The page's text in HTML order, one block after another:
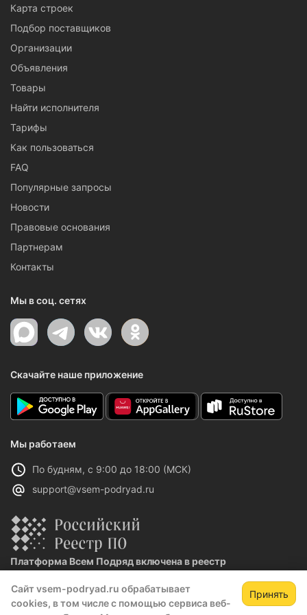
Сайт vsem-podryad.ru обрабатывает
cookies, в том числе с помощью сервиса веб-
Принять
Карта строек
Подбор поставщиков
Организации
Объявления
Товары
Найти исполнителя
Тарифы
Как пользоваться
FAQ
Популярные запросы
Новости
Правовые основания
Партнерам
Контакты
Мы в соц. сетях
Скачайте наше приложение
Мы работаем
По будням, с 9:00 до 18:00 (МСК)
support@vsem-podryad.ru
Платформа Всем Подряд включена в реестр
Реестровая запись №32021 от 06.02.2026